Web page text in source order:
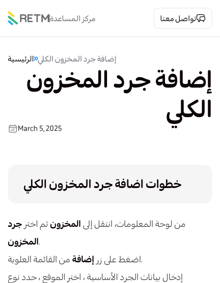
مركز المساعدة تواصل معنا
الرئيسية إضافة جرد المخزون الكلي
إضافة جرد المخزون
الكلي
March 5, 2025
خطوات اضافة جرد المخزون الكلي
من لوحة المعلومات، انتقل إلى المخزونثم اختر جرد
المخزون.
اضغط على زر إضافة
من القائمة العلوية.
إدخال بيانات الجرد الأساسية ، اختر الموقع ، حدد نوع